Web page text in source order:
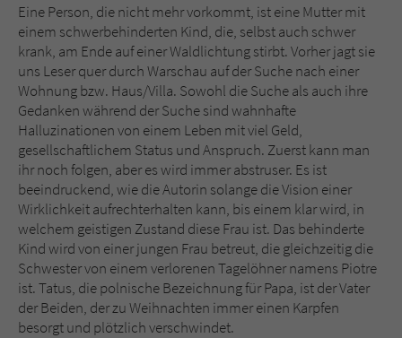
Eine Person, die nicht mehr vorkommt, ist eine Mutter mit
einem schwerbehinderten Kind, die, selbst auch schwer
krank, am Ende auf einer Waldlichtung stirbt. Vorher jagt sie
uns Leser quer durch Warschau auf der Suche nach einer
Wohnung bzw. Haus/Villa. Sowohl die Suche als auch ihre
Gedanken während der Suche sind wahnhafte
Halluzinationen von einem Leben mit viel Geld,
gesellschaftlichem Status und Anspruch. Zuerst kann man
ihr noch folgen, aber es wird immer abstruser. Es ist
beeindruckend, wie die Autorin solange die Vision einer
Wirklichkeit aufrechterhalten kann, bis einem klar wird, in
welchem geistigen Zustand diese Frau ist. Das behinderte
Kind wird von einer jungen Frau betreut, die gleichzeitig die
Schwester von einem verlorenen Tagelöhner namens Piotre
ist. Tatus, die polnische Bezeichnung für Papa, ist der Vater
der Beiden, der zu Weihnachten immer einen Karpfen
besorgt und plötzlich verschwindet.